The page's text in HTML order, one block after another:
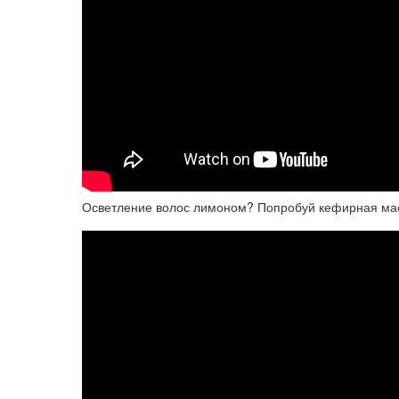
Осветление волос лимоном? Попробуй кефирная